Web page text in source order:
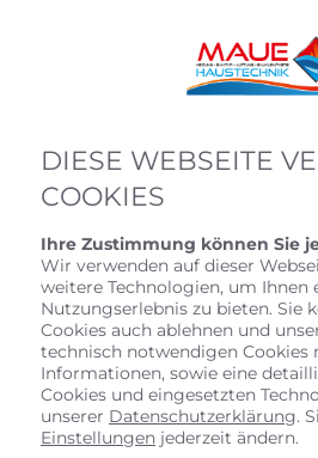
Startseite»Bad»Badinspiration &
4,6 ㎡
KOMFORT-BAD 4,6 ㎡
DIESE WEBSEITE
COOKIES
Ihre Zustimmung können Sie
Wir verwenden auf dieser
weitere Technologien, um Ihnen
Nutzungserlebnis zu bieten. Sie
Cookies auch ablehnen und
technisch notwendigen Cookies
Informationen, sowie eine
Cookies und eingesetzten
unserer Datenschutzerklärung.
Einstellungen jederzeit ändern.